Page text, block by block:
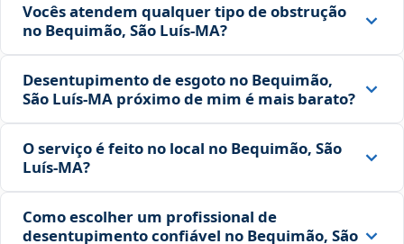
Vocês atendem qualquer tipo de obstrução
no Bequimão, São Luís‑MA?
Desentupimento de esgoto no Bequimão,
São Luís‑MA próximo de mim é mais barato?
O serviço é feito no local no Bequimão, São
Luís‑MA?
Como escolher um profissional de
desentupimento confiável no Bequimão, São